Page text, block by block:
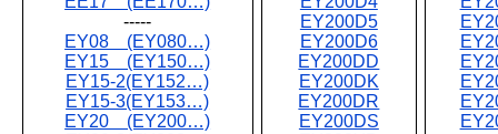
-----
EY08 (EY080…)
EY15 (EY150…)
EY15-2(EY152…)
EY15-3(EY153…)
EY20 (EY200…)
EY200D5
EY200D6
EY200DD
EY200DK
EY200DR
EY200DS